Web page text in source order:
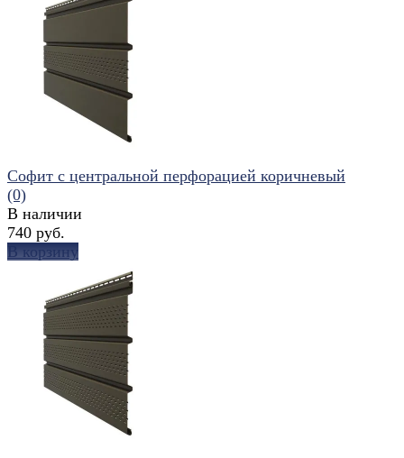
избранное сравнить
избранное сравнить
Софит с центральной перфорацией коричневый
(0)
В наличии
740 руб.
В корзину